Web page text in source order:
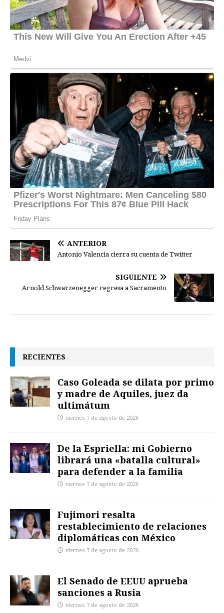
ANTERIOR
Antonio Valencia cierra su cuenta de Twitter
SIGUIENTE
Arnold Schwarzenegger regresa a Sacramento
RECIENTES
Caso Goleada se dilata por primo
y madre de Aquiles, juez da
ultimátum
viernes 7 de agosto de 2026
De la Espriella: mi Gobierno
librará una «batalla cultural»
para defender a la familia
viernes 7 de agosto de 2026
Fujimori resalta
restablecimiento de relaciones
diplomáticas con México
viernes 7 de agosto de 2026
El Senado de EEUU aprueba
sanciones a Rusia
viernes 7 de agosto de 2026